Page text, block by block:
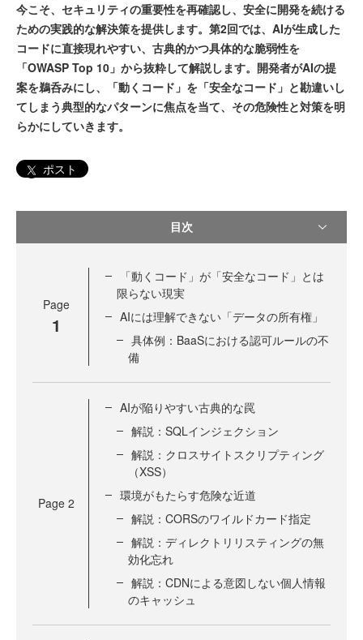
今こそ、セキュリティの重要性を再確認し、安全に開発を続ける
ための実践的な解決策を提供します。第2回では、AIが生成した
コードに直接現れやすい、古典的かつ具体的な脆弱性を
「OWASP Top 10」から抜粋して解説します。開発者がAIの提
案を鵜呑みにし、「動くコード」を「安全なコード」と勘違いし
てしまう典型的なパターンに焦点を当て、その危険性と対策を明
らかにしていきます。
ポスト
目次
Page
1
「動くコード」が「安全なコード」とは
限らない現実
AIには理解できない「データの所有権」
具体例：BaaSにおける認可ルールの不
備
Page 2
AIが陥りやすい古典的な罠
解説：SQLインジェクション
解説：クロスサイトスクリプティング
（XSS）
環境がもたらす危険な近道
解説：CORSのワイルドカード指定
解説：ディレクトリリスティングの無
効化忘れ
解説：CDNによる意図しない個人情報
のキャッシュ